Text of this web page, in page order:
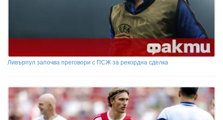
Ливърпул започва преговори с ПСЖ за рекордна сделка